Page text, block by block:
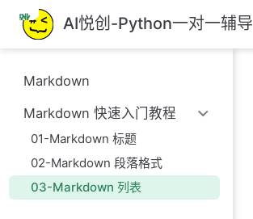
跳
至
主
內
AI悦创-Python一对一辅导
Markdown
Markdown 快速入门教程
01-Markdown 标题
02-Markdown 段落格式
03-Markdown 列表